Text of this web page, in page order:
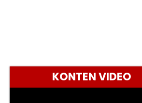
KONTEN VIDEO